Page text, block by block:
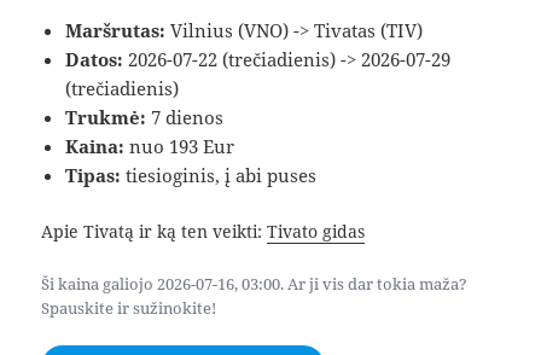
Maršrutas: Vilnius (VNO) -> Tivatas (TIV)
Datos: 2026-07-22 (trečiadienis) -> 2026-07-29
(trečiadienis)
Trukmė: 7 dienos
Kaina: nuo 193 Eur
Tipas: tiesioginis, į abi puses
Apie Tivatą ir ką ten veikti:Tivato gidas
Ši kaina galiojo 2026-07-16, 03:00. Ar ji vis dar tokia maža?
Spauskite ir sužinokite!